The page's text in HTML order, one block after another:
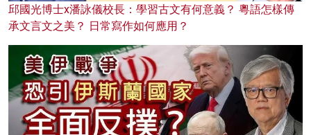
邱國光博士x潘詠儀校長：學習古文有何意義？ 粵語怎樣傳
承文言文之美？ 日常寫作如何應用？